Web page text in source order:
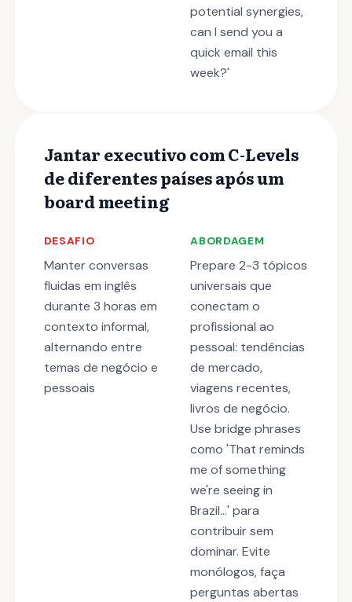
potential synergies,
can I send you a
quick email this
week?'
Jantar executivo com C-Levels
de diferentes países após um
board meeting
DESAFIO
Manter conversas
fluidas em inglês
durante 3 horas em
contexto informal,
alternando entre
temas de negócio e
pessoais
ABORDAGEM
Prepare 2-3 tópicos
universais que
conectam o
profissional ao
pessoal: tendências
de mercado,
viagens recentes,
livros de negócio.
Use bridge phrases
como 'That reminds
me of something
we're seeing in
Brazil...' para
contribuir sem
dominar. Evite
monólogos, faça
perguntas abertas